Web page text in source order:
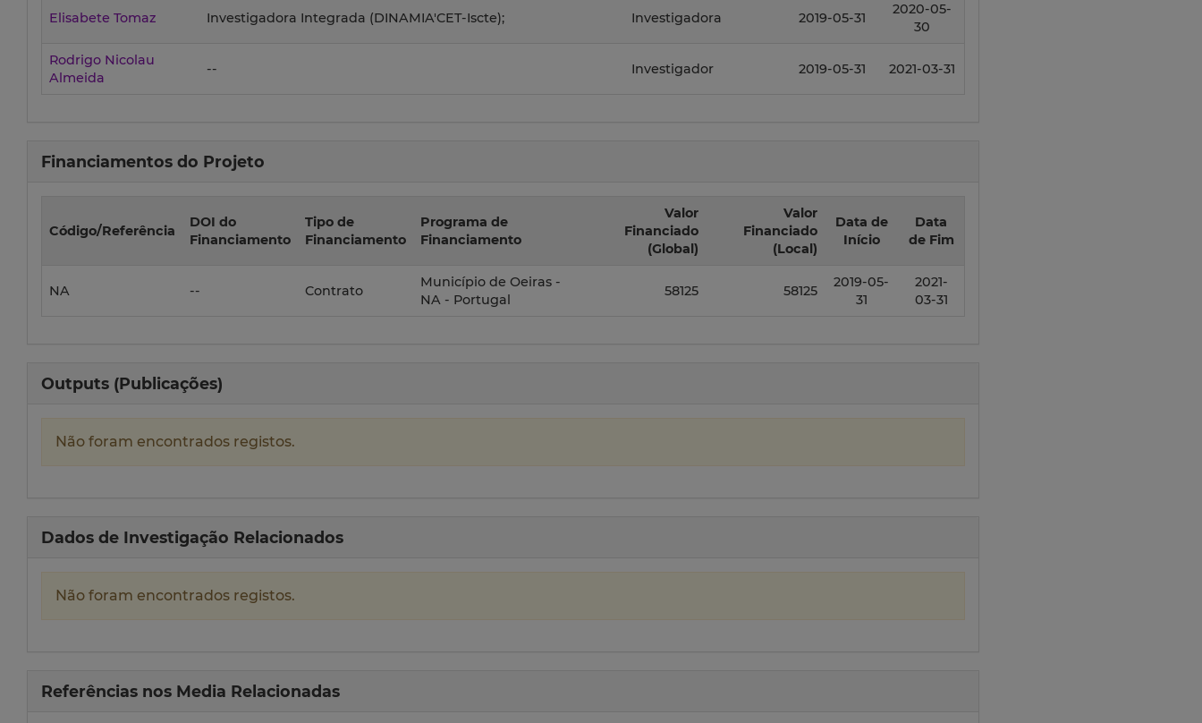
Elisabete Tomaz Investigadora Integrada (DINAMIA'CET-Iscte); Investigadora 2019-05-31
2020-05-
30
Rodrigo Nicolau
Almeida
-- Investigador 2019-05-31 2021-03-31
Financiamentos do Projeto
Código/Referência
DOI do
Financiamento
Tipo de
Financiamento
Programa de
Financiamento
Valor
Financiado
(Global)
Valor
Financiado
(Local)
Data de
Início
Data
de Fim
NA -- Contrato
Município de Oeiras -
NA - Portugal
58125 58125
2019-05-
31
2021-
03-31
Outputs (Publicações)
Não foram encontrados registos.
Dados de Investigação Relacionados
Não foram encontrados registos.
Referências nos Media Relacionadas